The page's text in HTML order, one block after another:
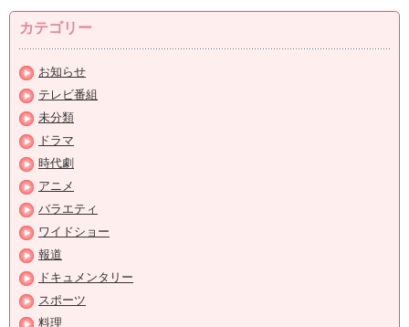
カテゴリー
お知らせ
テレビ番組
未分類
ドラマ
時代劇
アニメ
バラエティ
ワイドショー
報道
ドキュメンタリー
スポーツ
料理